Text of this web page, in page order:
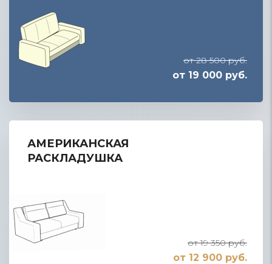
от 28 500 руб.
от 19 000 руб.
АМЕРИКАНСКАЯ
РАСКЛАДУШКА
от 19 350 руб.
от 12 900 руб.